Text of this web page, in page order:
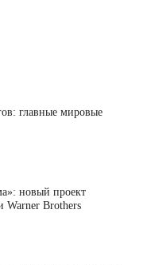
главные мировые
новый проект
Warner Brothers